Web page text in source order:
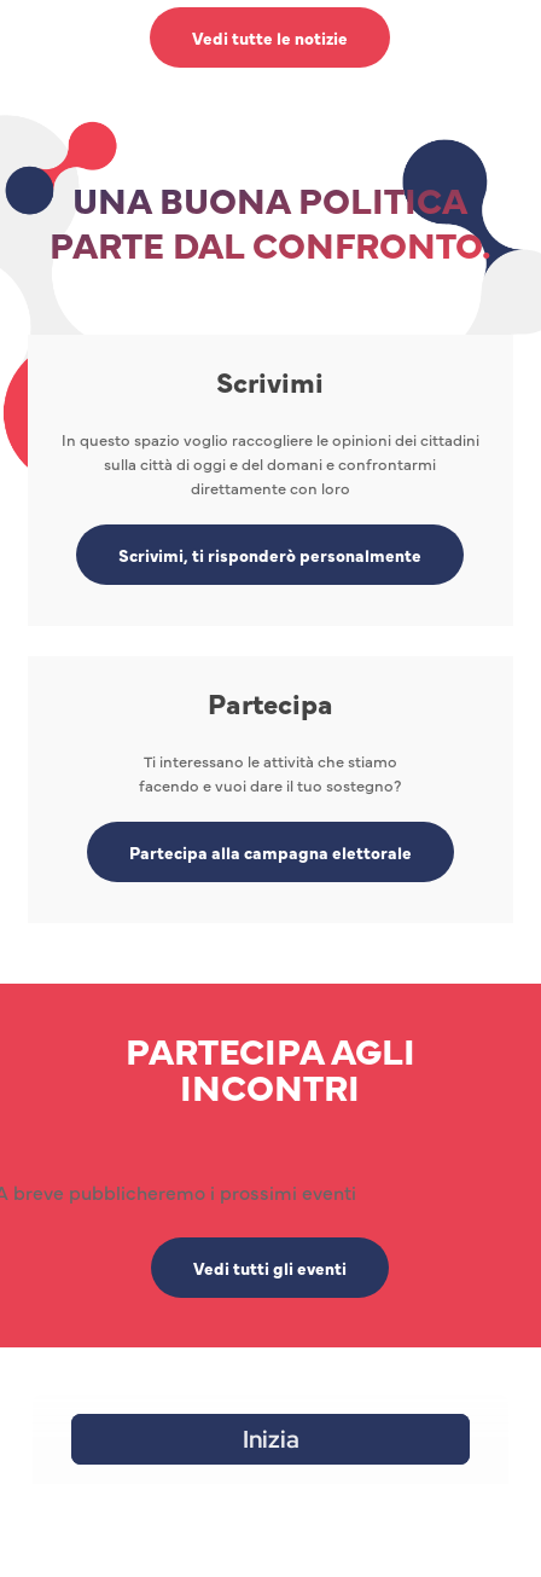
Vedi tutte le notizie
UNA BUONA POLITICA
PARTE DAL CONFRONTO.
Scrivimi
In questo spazio voglio raccogliere le opinioni dei cittadini
sulla città di oggi e del domani e confrontarmi
direttamente con loro
Scrivimi, ti risponderò personalmente
Partecipa
Ti interessano le attività che stiamo
facendo e vuoi dare il tuo sostegno?
Partecipa alla campagna elettorale
PARTECIPA AGLI
INCONTRI
breve pubblicheremo i prossimi eventi
Vedi tutti gli eventi